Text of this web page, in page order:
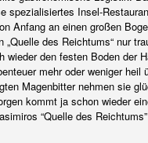
spezialisiertes Insel-
Anfang an einen großen
des Reichtums“ nur
wieder den festen Boden der
mehr oder weniger
Magenbitter nehmen sie
kommt ja schon wieder
“Quelle des